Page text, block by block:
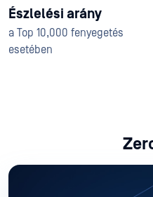
Észlelési arány
a Top 10,000 fenyegetés
esetében